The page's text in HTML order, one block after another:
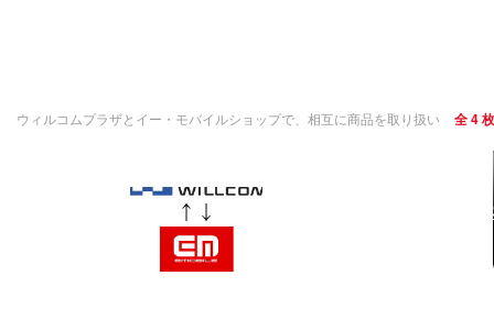
ウィルコムプラザとイー・モバイルショップで、相互に商品を取り扱い 全 4 枚